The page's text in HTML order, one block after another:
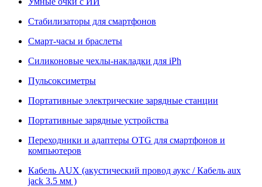
Стабилизаторы для смартфонов
Смарт-часы и браслеты
Силиконовые чехлы-накладки для iPh
Пульсоксиметры
Портативные электрические зарядные станции
Портативные зарядные устройства
Переходники и адаптеры OTG для смартфонов и
компьютеров
Кабель AUX (акустический провод аукс / Кабель aux
jack 3.5 мм )